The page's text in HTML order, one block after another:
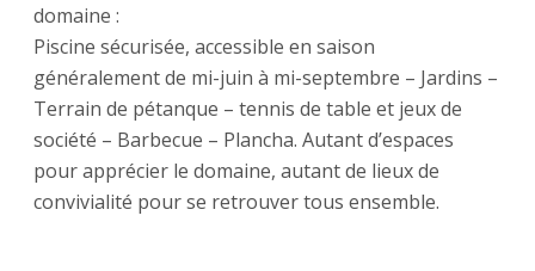
domaine :
Piscine sécurisée, accessible en saison
généralement de mi-juin à mi-septembre – Jardins –
Terrain de pétanque – tennis de table et jeux de
société – Barbecue – Plancha. Autant d’espaces
pour apprécier le domaine, autant de lieux de
convivialité pour se retrouver tous ensemble.